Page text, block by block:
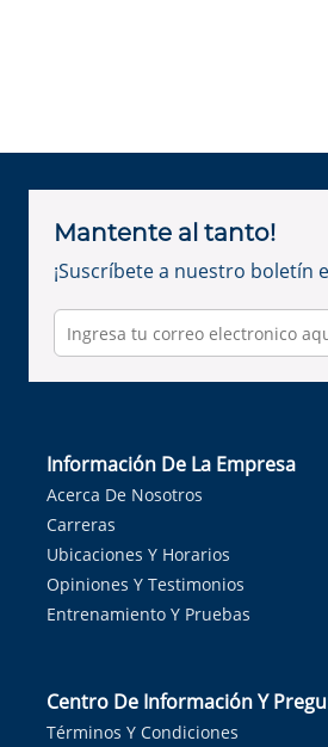
Mantente al tanto!
¡Suscríbete a nuestro boletín
Información De La Empresa
Acerca De Nosotros
Carreras
Ubicaciones Y Horarios
Opiniones Y Testimonios
Entrenamiento Y Pruebas
Centro De Información Y
Términos Y Condiciones